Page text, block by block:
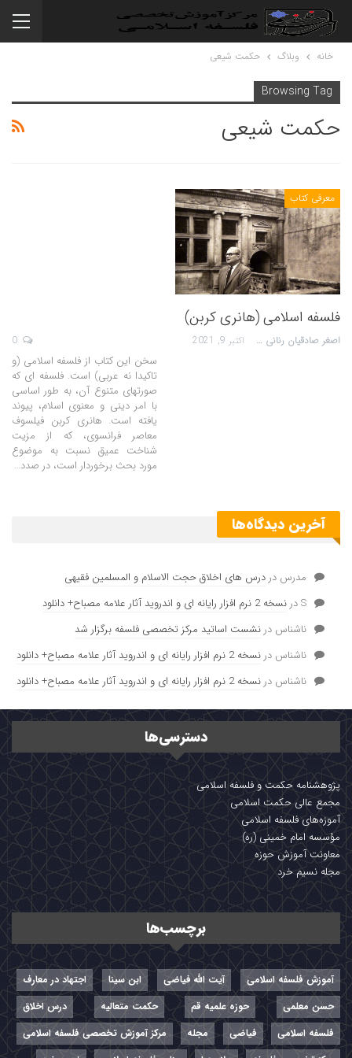
خانه وبلاگ حکمت شیعی
Browsing Tag
حکمت شیعی
معرفی کتاب
فلسفه اسلامی (هانری کربن)
اصغر صادقیان رنانی اکتبر 9, 2021
سخن این کتاب از فلسفه اسلامی (و
تاکیدا نه عربی) است. فلسفه ای که
صورتهای متنوع آن، به طور اساسی
با امر دینی و معنوی اسلام، پیوند
یافته است. هانری کربن فیلسوف
معاصر فرانسوی، که از مزیت
شناخت عمیق نسبت به موضوع
مورد بحث برخوردار است، در صدد…
آخرین دیدگاه‌ها
مدرس در درس های اخلاق حجت الاسلام و المسلمین فقیهی
Sدر نسخه 2 نرم افزار رایانه ای و اندروید آثار علامه مصباح+ دانلود
ناشناس در نشست اساتید مرکز تخصصی فلسفه برگزار شد
ناشناس در نسخه 2 نرم افزار رایانه ای و اندروید آثار علامه مصباح+ دانلود
ناشناس در نسخه 2 نرم افزار رایانه ای و اندروید آثار علامه مصباح+ دانلود
دسترسی‌ها
پژوهشنامه حکمت و فلسفه اسلامی
مجمع عالی حکمت اسلامی
آموزه‌های فلسفه اسلامی
مؤسسه امام خمینی (ره)
معاونت آموزش حوزه
مجله نسیم خرد
برچسب‌ها
آموزش فلسفه اسلامی آیت الله فیاضی ابن سینا
اجتهاد در معارف
حسن معلمی
حوزه علمیه قم حکمت متعالیه
درس اخلاق
فلسفه اسلامی
فیاضی مجله
مرکز آموزش تخصصی فلسفه اسلامی